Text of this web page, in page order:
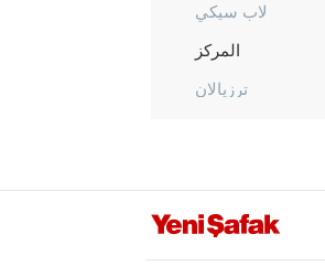
لاب سيكي
المركز
ترزيالان
جوروم